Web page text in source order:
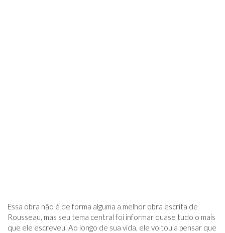
Essa obra não é de forma alguma a melhor obra escrita de
Rousseau, mas seu tema central foi informar quase tudo o mais
que ele escreveu. Ao longo de sua vida, ele voltou a pensar que